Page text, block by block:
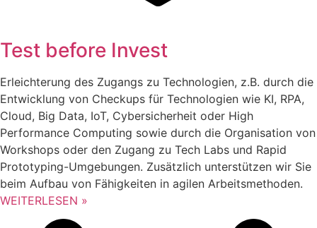
Test before Invest
Erleichterung des Zugangs zu Technologien, z.B. durch die
Entwicklung von Checkups für Technologien wie KI, RPA,
Cloud, Big Data, IoT, Cybersicherheit oder High
Performance Computing sowie durch die Organisation von
Workshops oder den Zugang zu Tech Labs und Rapid
Prototyping-Umgebungen. Zusätzlich unterstützen wir Sie
beim Aufbau von Fähigkeiten in agilen Arbeitsmethoden.
WEITERLESEN »